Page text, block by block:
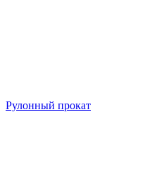
Рулонный прокат